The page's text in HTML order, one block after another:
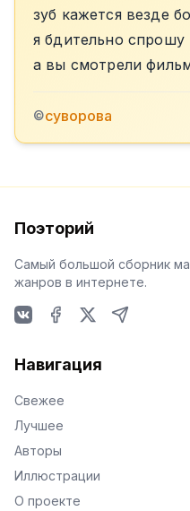
зуб кажется везде
я бдительно спрошу
а вы смотрели
©суворова
Поэторий
Самый большой сборник
жанров в интернете.
Навигация
Свежее
Лучшее
Авторы
Иллюстрации
О проекте